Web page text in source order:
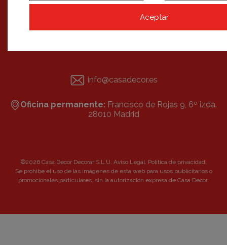
Aceptar
info@casadecor.es
Oficina permanente: Francisco de Rojas 9, 6º izda.
28010 Madrid
©2026 Casa Decor Decorar S.L.U. Aviso Legal. Política de privacidad.
Se prohibe el uso de las imágenes de esta web para usos publicitarios o
promocionales particulares, sin la autorización expresa de Casa Decor.